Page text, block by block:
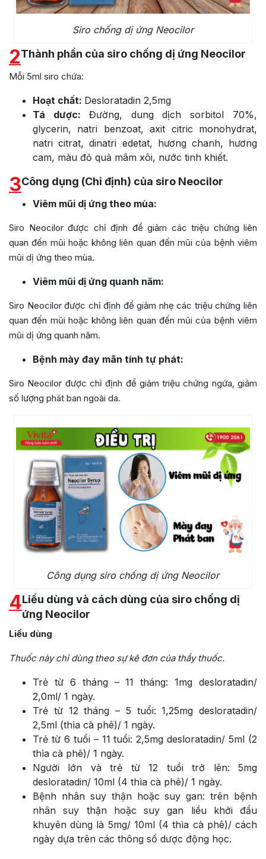
Siro chống dị ứng Neocilor
2Thành phần của siro chống dị ứng Neocilor
Mỗi 5ml siro chứa:
Hoạt chất: Desloratadin 2,5mg
Tá dược: Đường, dung dịch sorbitol 70%,
glycerin, natri benzoat, axit citric monohydrat,
natri citrat, dinatri edetat, hương chanh, hương
cam, màu đỏ quả mâm xôi, nước tinh khiết.
3Công dụng (Chỉ định) của siro Neocilor
Viêm mũi dị ứng theo mùa:
Siro Neocilor được chỉ định để giảm các triệu chứng liên
quan đến mũi hoặc không liên quan đến mũi của bệnh viêm
mũi dị ứng theo mùa.
Viêm mũi dị ứng quanh năm:
Siro Neocilor được chỉ định để giảm nhẹ các triệu chứng liên
quan đến mũi hoặc không liên quan đến mũi của bệnh viêm
mũi dị ứng quanh năm.
Bệnh mày đay mãn tính tự phát:
Siro Neocilor được chỉ định để giảm triệu chứng ngứa, giảm
số lượng phát ban ngoài da.
Công dụng siro chống dị ứng Neocilor
4Liều dùng và cách dùng của siro chống dị
ứng Neocilor
Liều dùng
Thuốc này chỉ dùng theo sự kê đơn của thầy thuốc.
Trẻ từ 6 tháng – 11 tháng: 1mg desloratadin/
2,0ml/ 1 ngày.
Trẻ từ 12 tháng – 5 tuổi: 1,25mg desloratadin/
2,5ml (thìa cà phê)/ 1 ngày.
Trẻ từ 6 tuổi – 11 tuổi: 2,5mg desloratadin/ 5ml (2
thìa cà phê)/ 1 ngày.
Người lớn và trẻ từ 12 tuổi trở lên: 5mg
desloratadin/ 10ml (4 thìa cà phê)/ 1 ngày.
Bệnh nhân suy thận hoặc suy gan: trên bệnh
nhân suy thận hoặc suy gan liều khởi đầu
khuyên dùng là 5mg/ 10ml (4 thìa cà phê)/ cách
ngày dựa trên các thông số dược động học.